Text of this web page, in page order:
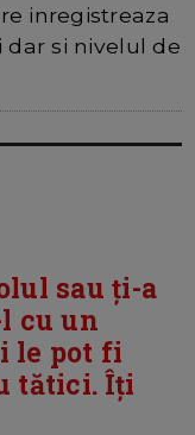
inregistreaza
si nivelul de
sau ți-a
cu un
le pot fi
tătici. Îți